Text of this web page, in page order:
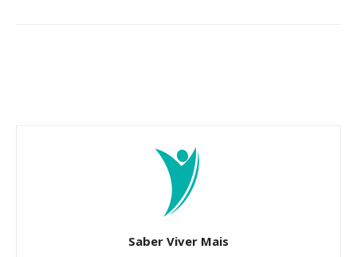
Saber Viver Mais